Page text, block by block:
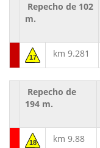
Repecho de 102
m.
17 km 9.281
Repecho de
194 m.
18 km 9.88